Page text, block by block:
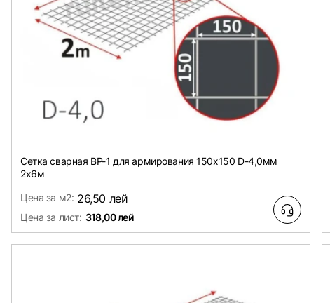
Сетка сварная ВР-1 для армирования 150х150 D-4,0мм
2х6м
Цена за м2: 26,50 лей
Цена за лист: 318,00 лей